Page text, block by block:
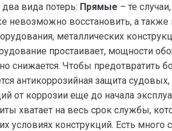
вида потерь: Прямые – те
невозможно восстановить, а
металлических
простаивает, мощности
снижается. Чтобы предотвратить
антикоррозийная защита
от коррозии еще до начала
хватает на весь срок службы,
условиях конструкций. Есть много